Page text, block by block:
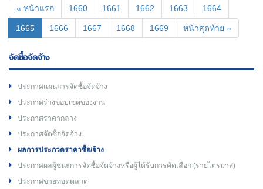
« หน้าแรก 1660 1661 1662 1663 1664
1665(current)
1666 1667 1668 1669 หน้าสุดท้าย »
จัดซื้อจัดจ้าง
ประกาศแผนการจัดซื้อจัดจ้าง
ประกาศร่างขอบเขตของงาน
ประกาศราคากลาง
ประกาศจัดซื้อจัดจ้าง
ผลการประกวดราคาซื้อ/จ้าง
ประกาศผลผู้ชนะการจัดซื้อจัดจ้างหรือผู้ได้รับการคัดเลือก (รายไตรมาส)
ประกาศขายทอดตลาด